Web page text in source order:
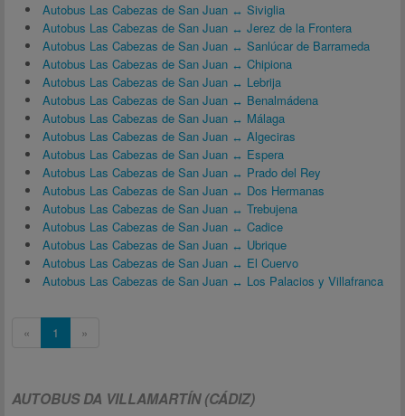
Autobus Las Cabezas de San Juan ↔ Siviglia
Autobus Las Cabezas de San Juan ↔ Jerez de la Frontera
Autobus Las Cabezas de San Juan ↔ Sanlúcar de Barrameda
Autobus Las Cabezas de San Juan ↔ Chipiona
Autobus Las Cabezas de San Juan ↔ Lebrija
Autobus Las Cabezas de San Juan ↔ Benalmádena
Autobus Las Cabezas de San Juan ↔ Málaga
Autobus Las Cabezas de San Juan ↔ Algeciras
Autobus Las Cabezas de San Juan ↔ Espera
Autobus Las Cabezas de San Juan ↔ Prado del Rey
Autobus Las Cabezas de San Juan ↔ Dos Hermanas
Autobus Las Cabezas de San Juan ↔ Trebujena
Autobus Las Cabezas de San Juan ↔ Cadice
Autobus Las Cabezas de San Juan ↔ Ubrique
Autobus Las Cabezas de San Juan ↔ El Cuervo
Autobus Las Cabezas de San Juan ↔ Los Palacios y Villafranca
« 1 »
AUTOBUS DA VILLAMARTÍN (CÁDIZ)